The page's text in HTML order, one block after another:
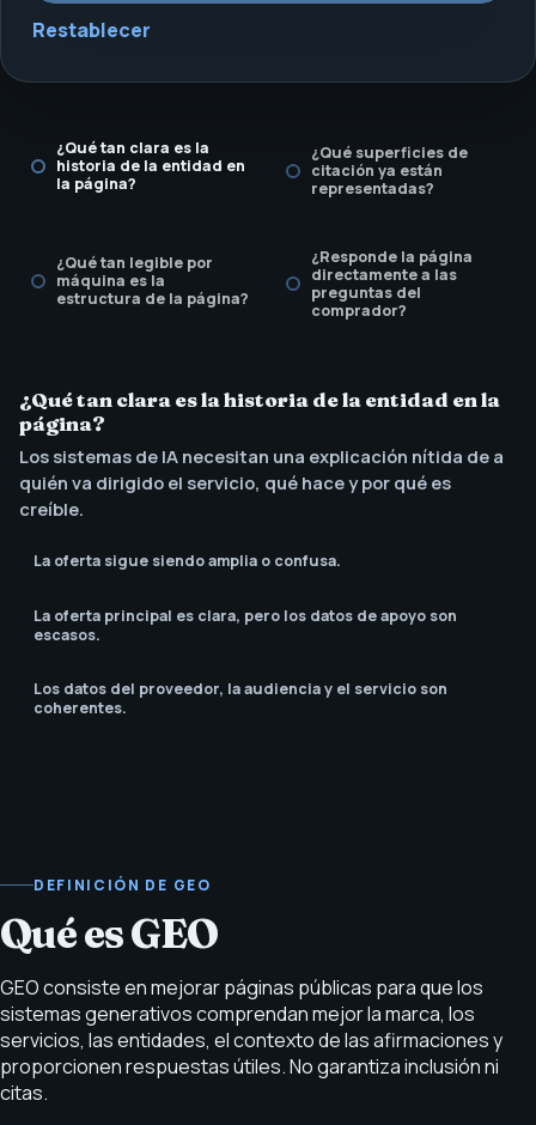
Restablecer
¿Qué tan clara es la
historia de la entidad en
la página?
¿Qué superficies de
citación ya están
representadas?
¿Qué tan legible por
máquina es la
estructura de la página?
¿Responde la página
directamente a las
preguntas del
comprador?
revisión para actualizar
y verificar afirmaciones?
¿Qué tan clara es la historia de la entidad en la
página?
Los sistemas de IA necesitan una explicación nítida de a
quién va dirigido el servicio, qué hace y por qué es
creíble.
La oferta sigue siendo amplia o confusa.
La oferta principal es clara, pero los datos de apoyo son
escasos.
Los datos del proveedor, la audiencia y el servicio son
coherentes.
DEFINICIÓN DE GEO
Qué es GEO
GEO consiste en mejorar páginas públicas para que los
sistemas generativos comprendan mejor la marca, los
servicios, las entidades, el contexto de las afirmaciones y
proporcionen respuestas útiles. No garantiza inclusión ni
citas.